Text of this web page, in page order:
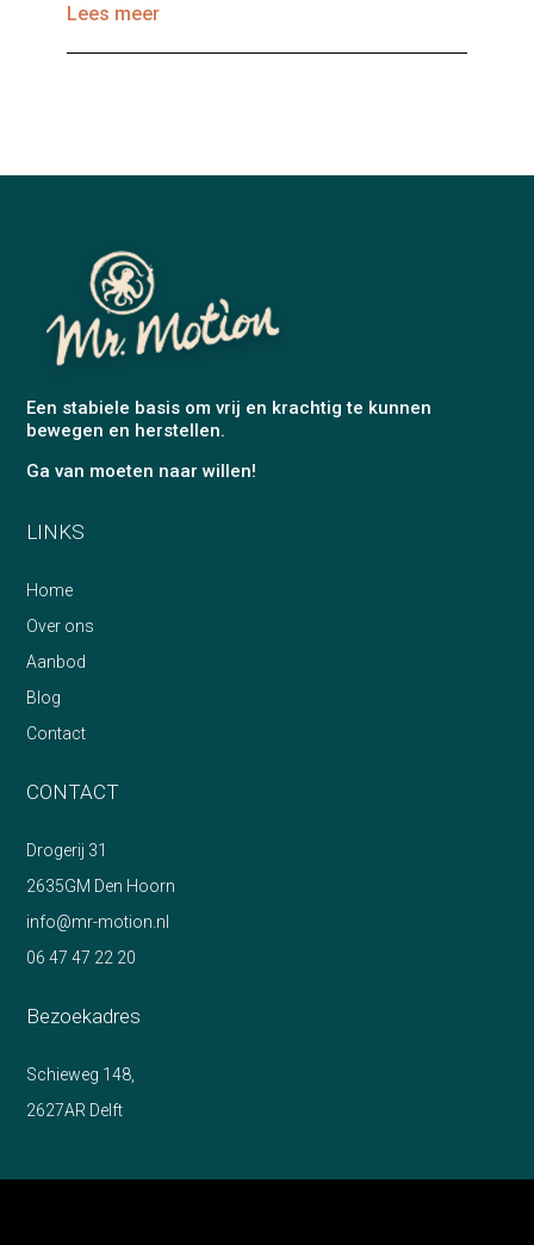
Lees meer
Een stabiele basis om vrij en krachtig te kunnen
bewegen en herstellen.
Ga van moeten naar willen!
LINKS
Home
Over ons
Aanbod
Blog
Contact
CONTACT
Drogerij 31
2635GM Den Hoorn
info@mr-motion.nl
06 47 47 22 20
Bezoekadres
Schieweg 148,
2627AR Delft